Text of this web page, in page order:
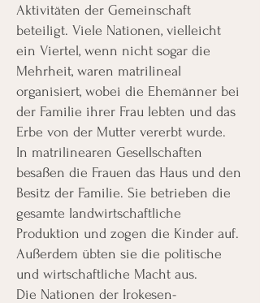
Aktivitäten der Gemeinschaft
beteiligt. Viele Nationen, vielleicht
ein Viertel, wenn nicht sogar die
Mehrheit, waren matrilineal
organisiert, wobei die Ehemänner bei
der Familie ihrer Frau lebten und das
Erbe von der Mutter vererbt wurde.
In matrilinearen Gesellschaften
besaßen die Frauen das Haus und den
Besitz der Familie. Sie betrieben die
gesamte landwirtschaftliche
Produktion und zogen die Kinder auf.
Außerdem übten sie die politische
und wirtschaftliche Macht aus.
Die Nationen der Irokesen-